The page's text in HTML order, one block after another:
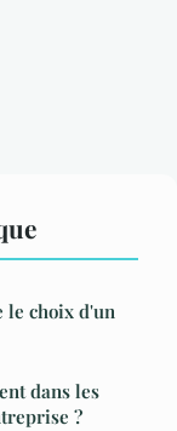
le choix d'un
dans les
?